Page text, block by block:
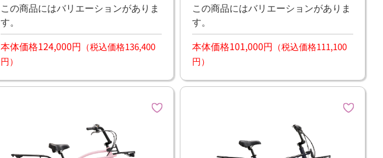
この商品にはバリエーションがありま
す。
本体価格124,000円 （税込価格136,400
円）
この商品にはバリエーションがありま
す。
本体価格101,000円 （税込価格111,100
円）